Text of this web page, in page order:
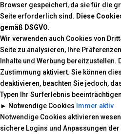
Browser gespeichert, da sie für die
Seite erforderlich sind. Diese
gemäß DSGVO.
Wir verwenden auch Cookies von
Seite zu analysieren, Ihre
Inhalte und Werbung bereitzustellen.
Zustimmung aktiviert. Sie können
deaktivieren, beachten Sie jedoch,
Typen Ihr Surferlebnis
► Notwendige Cookies Immer aktiv
Notwendige Cookies aktivieren
sichere Logins und Anpassungen